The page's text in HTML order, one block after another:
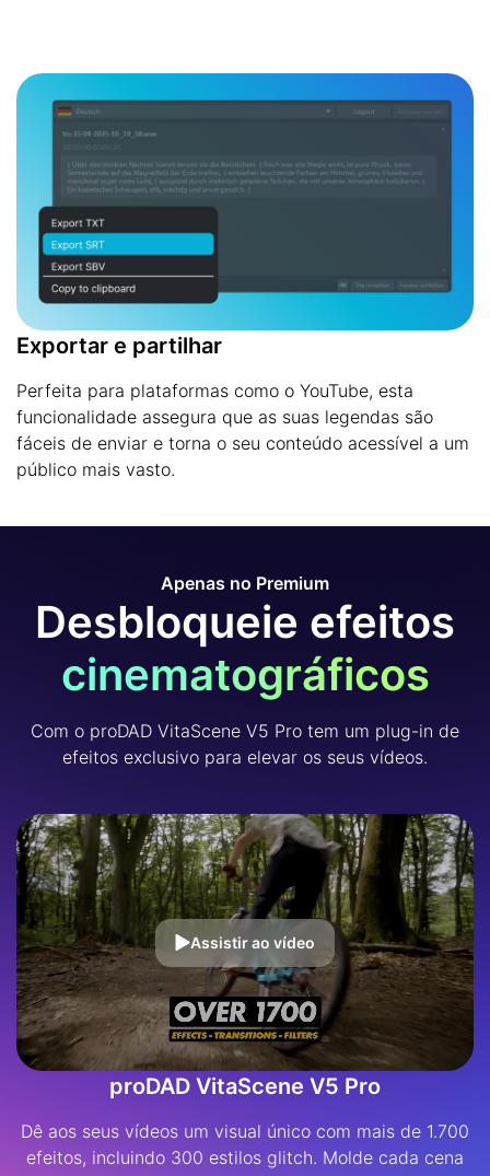
Exportar e partilhar
Perfeita para plataformas como o YouTube, esta
funcionalidade assegura que as suas legendas são
fáceis de enviar e torna o seu conteúdo acessível a um
público mais vasto.
Apenas no Premium
Desbloqueie efeitos
cinematográficos
Com o proDAD VitaScene V5 Pro tem um plug-in de
efeitos exclusivo para elevar os seus vídeos.
Assistir ao vídeo
proDAD VitaScene V5 Pro
Dê aos seus vídeos um visual único com mais de 1.700
efeitos, incluindo 300 estilos glitch. Molde cada cena